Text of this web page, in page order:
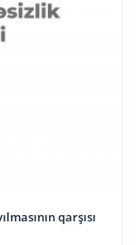
qarşısı